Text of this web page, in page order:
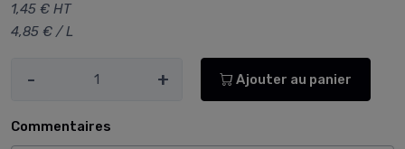
1,45 € HT
4,85 € / L
- + Ajouter au panier
Commentaires